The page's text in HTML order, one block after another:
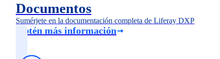
Documentos
Sumérjete en la documentación completa de Liferay DXP
Obtén más información